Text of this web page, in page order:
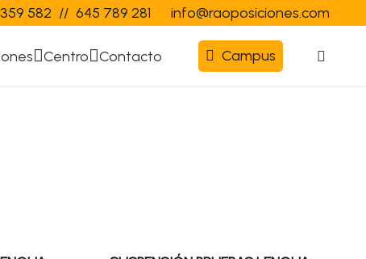
582 // 645 789 281 info@raoposiciones.com
Centro Contacto Campus